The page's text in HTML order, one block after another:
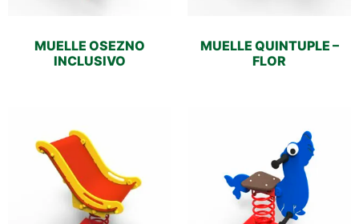
MUELLE OSEZNO
INCLUSIVO
MUELLE QUINTUPLE –
FLOR